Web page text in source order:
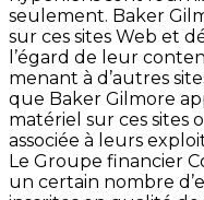
seulement. Baker
sur ces sites Web et
l’égard de leur
menant à d’autres
que Baker Gilmore
matériel sur ces sites
associée à leurs
Le Groupe financier
un certain nombre